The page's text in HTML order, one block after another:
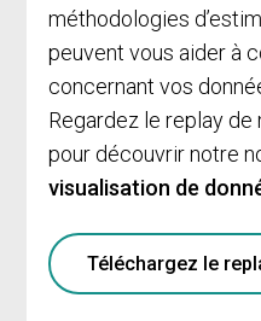
méthodologies
peuvent vous aider à
concernant vos
Regardez le replay
pour découvrir notre
visualisation de
Téléchargez le